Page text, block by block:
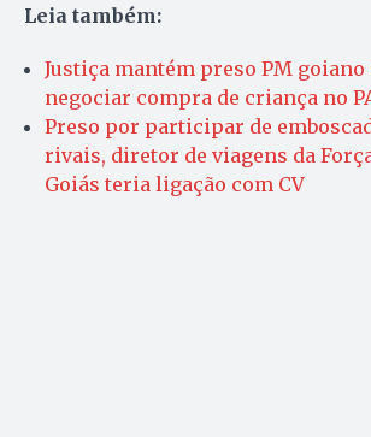
Leia também:
Justiça mantém preso PM goiano
negociar compra de criança no
Preso por participar de
rivais, diretor de viagens da
Goiás teria ligação com CV